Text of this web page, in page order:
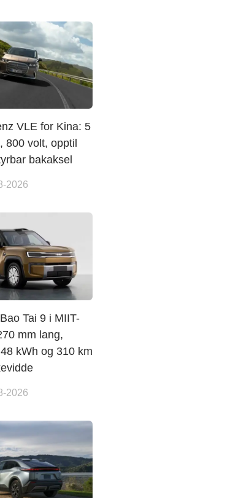
VLE for Kina: 5
800 volt, opptil
bakaksel
2026
Tai 9 i MIIT-
mm lang,
kWh og 310 km
2026